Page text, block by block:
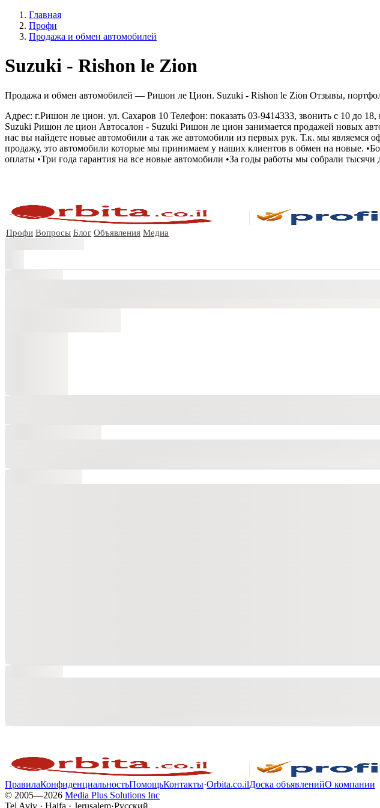
Главная
Профи
Продажа и обмен автомобилей
Suzuki - Rishon le Zion
Продажа и обмен автомобилей — Ришон ле Цион. Suzuki - Rishon le Zion Отзывы,
Адрес: г.Ришон ле цион. ул. Сахаров 10 Телефон: показать 03-9414333, звонить с 10
Suzuki Ришон ле цион Автосалон - Suzuki Ришон ле цион занимается продажей новых
нас вы найдете новые автомобили а так же автомобили из первых рук. Т.к. мы
продажу, это автомобили которые мы принимаем у наших клиентов в обмен на новые.
оплаты •Три года гарантия на все новые автомобили •За годы работы мы собрали
Профи Вопросы Блог Объявления Медиа
ПравилаКонфиденциальностьПомощьКонтакты·Orbita.co.ilДоска объявленийО компании
© 2005—2026 Media Plus Solutions Inc
Tel Aviv · Haifa · Jerusalem·Русский